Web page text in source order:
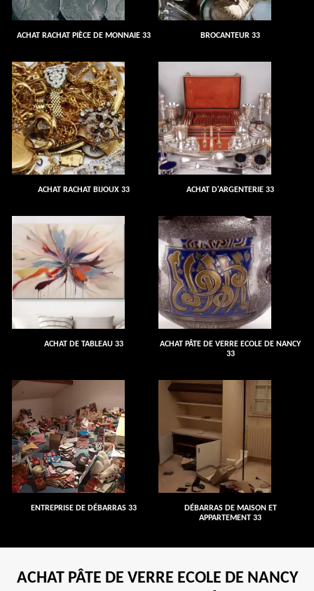
ACHAT RACHAT PIÈCE DE MONNAIE 33 BROCANTEUR 33
ACHAT RACHAT BIJOUX 33 ACHAT D'ARGENTERIE 33
ACHAT DE TABLEAU 33
ACHAT PÂTE DE VERRE ECOLE DE NANCY
33
ENTREPRISE DE DÉBARRAS 33
DÉBARRAS DE MAISON ET
APPARTEMENT 33
ACHAT PÂTE DE VERRE ECOLE DE NANCY